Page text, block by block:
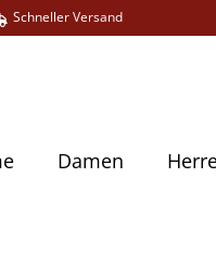
Schneller Versand
Damen